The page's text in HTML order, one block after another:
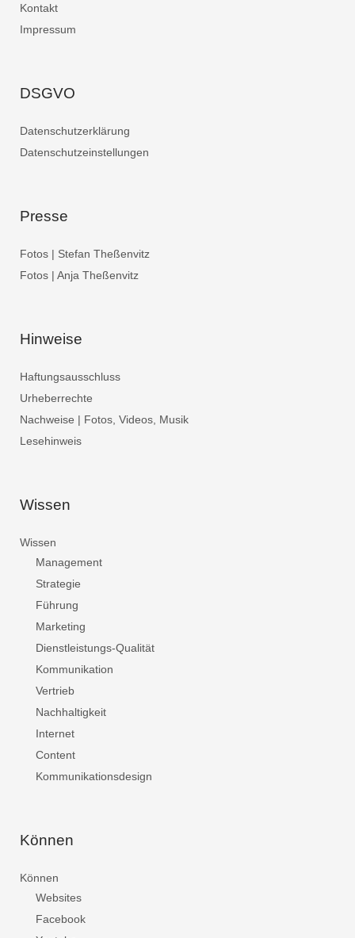
Kontakt
Impressum
DSGVO
Datenschutzerklärung
Datenschutzeinstellungen
Presse
Fotos | Stefan Theßenvitz
Fotos | Anja Theßenvitz
Hinweise
Haftungsausschluss
Urheberrechte
Nachweise | Fotos, Videos, Musik
Lesehinweis
Wissen
Wissen
Management
Strategie
Führung
Marketing
Dienstleistungs-Qualität
Kommunikation
Vertrieb
Nachhaltigkeit
Internet
Content
Kommunikationsdesign
Können
Können
Websites
Facebook